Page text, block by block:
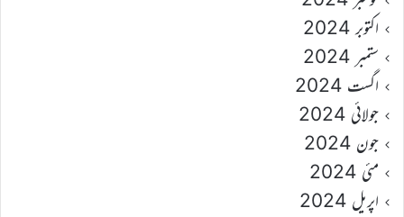
اکتوبر 2024
ستمبر 2024
اگست 2024
جولائی 2024
جون 2024
مئی 2024
اپریل 2024